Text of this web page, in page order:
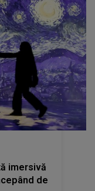
imersivă
de